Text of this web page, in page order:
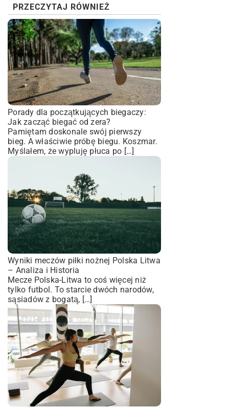
PRZECZYTAJ RÓWNIEŻ
Porady dla początkujących biegaczy:
Jak zacząć biegać od zera?
Pamiętam doskonale swój pierwszy
bieg. A właściwie próbę biegu. Koszmar.
Myślałem, że wypluję płuca po […]
Wyniki meczów piłki nożnej Polska Litwa
– Analiza i Historia
Mecze Polska-Litwa to coś więcej niż
tylko futbol. To starcie dwóch narodów,
sąsiadów z bogatą, […]